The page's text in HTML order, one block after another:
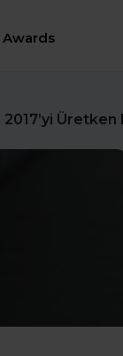
Awards
Üretken